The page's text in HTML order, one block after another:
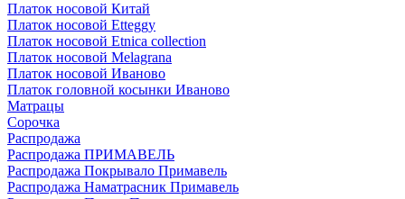
Платок носовой Китай
Платок носовой Etteggy
Платок носовой Etnica collection
Платок носовой Melagrana
Платок носовой Иваново
Платок головной косынки Иваново
Матрацы
Сорочка
Распродажа
Распродажа ПРИМАВЕЛЬ
Распродажа Покрывало Примавель
Распродажа Наматрасник Примавель